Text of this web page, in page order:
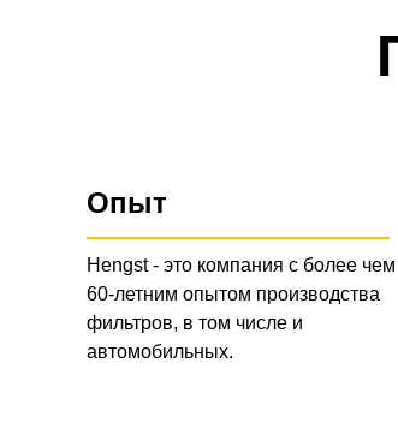
Опыт
Hengst - это компания с более чем
60-летним опытом производства
фильтров, в том числе и
автомобильных.